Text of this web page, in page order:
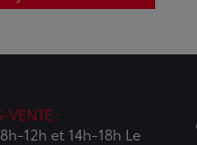
VENTE :
12h et 14h-18h Le